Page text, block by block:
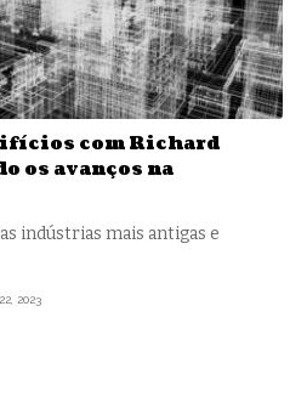
com Richard
os avanços na
indústrias mais antigas e
2023